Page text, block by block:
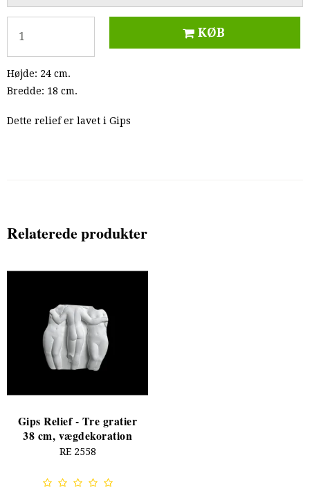
KØB
Højde: 24 cm.
Bredde: 18 cm.
Dette relief er lavet i Gips
Relaterede produkter
Gips Relief - Tre gratier
38 cm, vægdekoration
RE 2558